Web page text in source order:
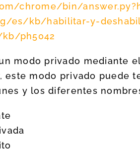
chrome/bin/
es/kb/habilitar-y-
ph5042
modo privado mediante
este modo privado puede
y los diferentes